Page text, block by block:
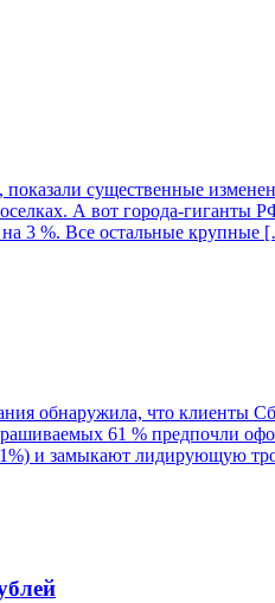
существенные
А вот города-гиганты
на 3 %. Все остальные крупные
обнаружила, что клиенты
61 % предпочли
и замыкают лидирующую